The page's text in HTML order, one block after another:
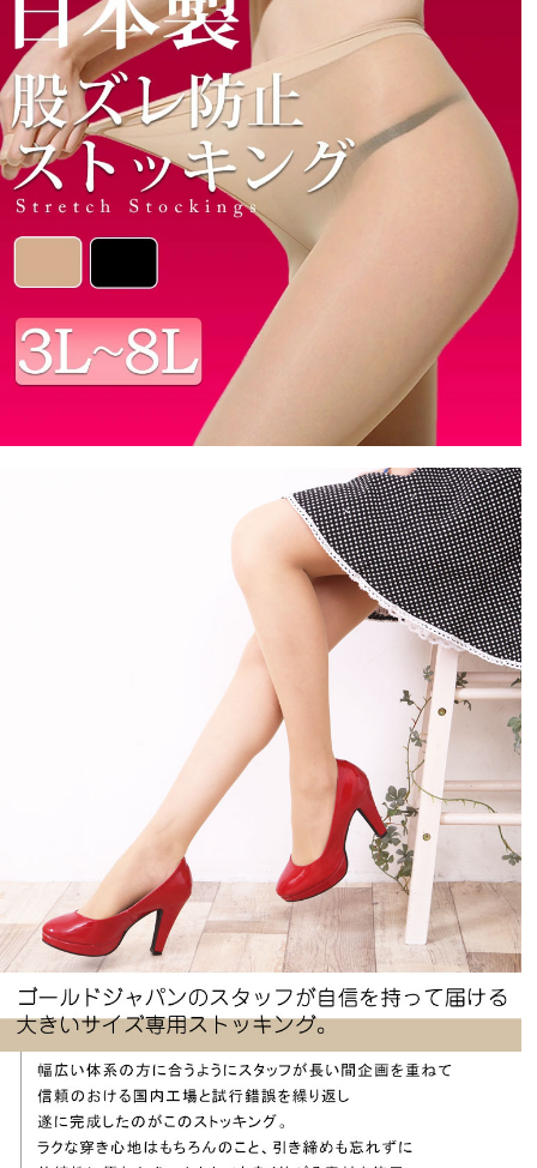
包装はいかにもアジア系の工場の感じがしたけれどいざ
という時にあったら便利だと思う。
パピ
6
購入者
非公開
投稿日
2023/03/14
入学式で履くため購入!試しに試着すると感動。今までの
は股下から下がりウエストも下がってたけどこれは良い
商品です！なにも気にせずお出かけできます！入学式も
とがこ
購入者
2022/05/19
普段４Ｌですが、ゆったり履きたかったので５～６Ｌに
しました。ゆるすぎず、太もももきつくなかったです。
とにかくサイズが嬉しい
普通のを履くと股下に下がって来たりウエストがくるく
ストッキングの上からガードルでも履かないと
歩いてられないそんなストレスが全く無し
普段そんな使わないけど
いざという時探し回ってヘトヘトになるので
クローゼットとスーツケースに新品１個ずつ忍ばせてま
ポテト
1
購入者
30代 女性
投稿日
2021/12/06